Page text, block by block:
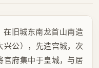
在旧城东南龙首山南造
兴公），先造宫城，次
官府集中于皇城，与居